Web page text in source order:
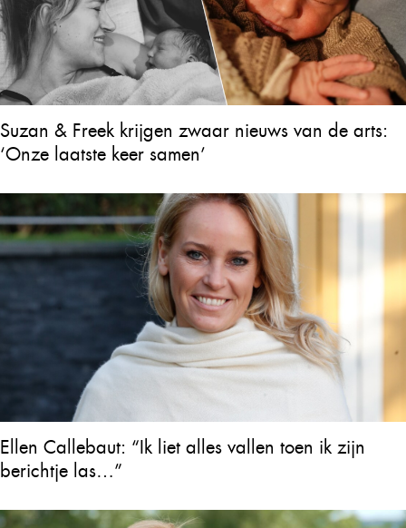
Suzan & Freek krijgen zwaar nieuws van de arts:
‘Onze laatste keer samen’
Ellen Callebaut: “Ik liet alles vallen toen ik zijn
berichtje las…”